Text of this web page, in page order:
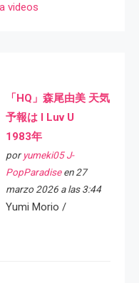
videos
「HQ」森尾由美 天気
予報は I Luv U
1983年
por yumeki05 J-
PopParadiseen 27
marzo 2026 a las 3:44
Yumi Morio /